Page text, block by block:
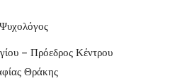
– Πρόεδρος Κέντρου
Θράκης